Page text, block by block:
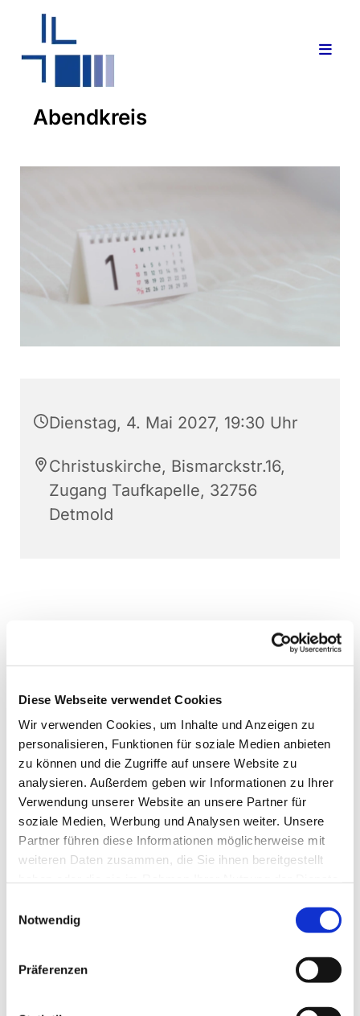
Diese Webseite verwendet Cookies
Wir verwenden Cookies, um Inhalte und Anzeigen zu
personalisieren, Funktionen für soziale Medien anbieten
zu können und die Zugriffe auf unsere Website zu
analysieren. Außerdem geben wir Informationen zu Ihrer
Verwendung unserer Website an unsere Partner für
soziale Medien, Werbung und Analysen weiter. Unsere
Partner führen diese Informationen möglicherweise mit
weiteren Daten zusammen, die Sie ihnen bereitgestellt
Notwendig
Präferenzen
Abendkreis
Dienstag, 4. Mai 2027, 19:30 Uhr
Christuskirche, Bismarckstr.16,
Zugang Taufkapelle, 32756
Detmold
Dies könnte Sie auch